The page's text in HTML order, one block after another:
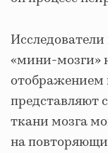
«мини-мозги»
отображением
представляют
ткани мозга
на